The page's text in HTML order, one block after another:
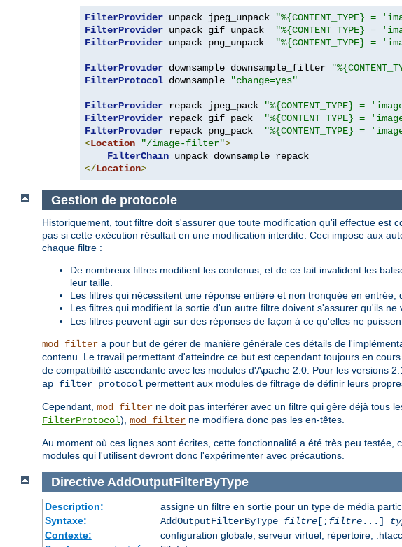
FilterProvider unpack jpeg_unpack
"%{CONTENT_TYPE} =
FilterProvider unpack gif_unpack
"%{CONTENT_TYPE} =
FilterProvider unpack png_unpack "%{CONTENT_TYPE} =
FilterProvider downsample downsample_filter
FilterProtocol downsample "change=yes"
FilterProvider repack jpeg_pack
"%{CONTENT_TYPE} =
FilterProvider repack gif_pack
"%{CONTENT_TYPE} =
FilterProvider repack png_pack
"%{CONTENT_TYPE} =
<Location "/image-filter">
FilterChain
</Location>
Gestion de protocole
Historiquement, tout filtre doit s'assurer que toute modification qu'il effectue est
pas si cette exécution résultait en une modification interdite. Ceci impose aux
chaque filtre :
De nombreux filtres modifient les contenus, et de ce fait invalident les
leur taille.
Les filtres qui nécessitent une réponse entière et non tronquée en
Les filtres qui modifient la sortie d'un autre filtre doivent s'assurer qu'ils
Les filtres peuvent agir sur des réponses de façon à ce qu'elles ne
mod_filter a pour but de gérer de manière générale ces détails de
contenu. Le travail permettant d'atteindre ce but est cependant toujours en
de compatibilité ascendante avec les modules d'Apache 2.0. Pour les versions
ap_filter_protocol permettent aux modules de filtrage de définir leurs
Cependant, mod_filter ne doit pas interférer avec un filtre qui gère déjà tous
FilterProtocol), mod_filter ne modifiera donc pas les en-têtes.
Au moment où ces lignes sont écrites, cette fonctionnalité a été très peu
modules qui l'utilisent devront donc l'expérimenter avec précautions.
Directive AddOutputFilterByType
Description:
assigne un filtre en sortie pour un type de média
Syntaxe:
AddOutputFilterByType filtre[;filtre...]
Contexte:
configuration globale, serveur virtuel, répertoire,